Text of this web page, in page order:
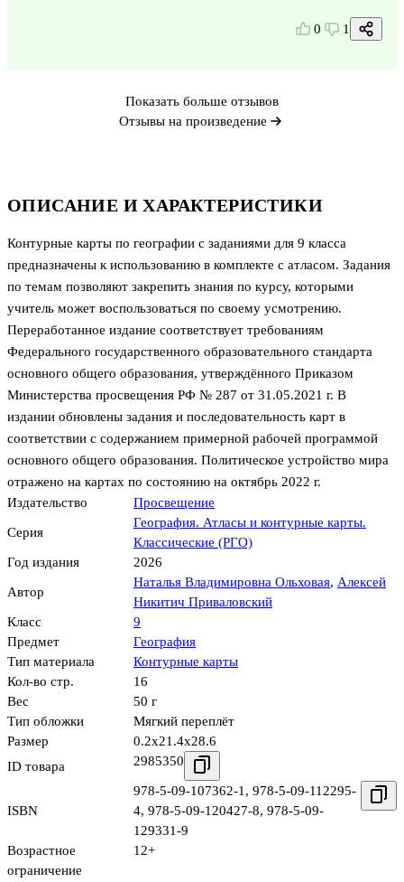
ОПИСАНИЕ И ХАРАКТЕРИСТИКИ
Контурные карты по географии с заданиями для 9 класса
предназначены к использованию в комплекте с атласом. Задания
по темам позволяют закрепить знания по курсу, которыми
учитель может воспользоваться по своему усмотрению.
Переработанное издание соответствует требованиям
Федерального государственного образовательного стандарта
основного общего образования, утверждённого Приказом
Министерства просвещения РФ № 287 от 31.05.2021 г. В
издании обновлены задания и последовательность карт в
соответствии с содержанием примерной рабочей программой
основного общего образования. Политическое устройство мира
отражено на картах по состоянию на октябрь 2022 г.
Издательство
Просвещение
Серия
География. Атласы и контурные карты.
Классические (РГО)
Год издания
2026
Автор
Наталья Владимировна Ольховая, Алексей
Никитич Приваловский
Класс
9
Предмет
География
Тип материала
Контурные карты
Кол-во стр.
16
Вес
50 г
Тип обложки
Мягкий переплёт
Размер
0.2x21.4x28.6
ID товара
2985350
ISBN
978-5-09-107362-1, 978-5-09-112295-
4, 978-5-09-120427-8, 978-5-09-
129331-9
Возрастное
ограничение
12+
0 1
Показать больше отзывов
Отзывы на произведение